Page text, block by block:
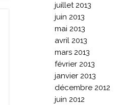
juillet 2013
juin 2013
mai 2013
avril 2013
mars 2013
février 2013
janvier 2013
décembre 2012
juin 2012